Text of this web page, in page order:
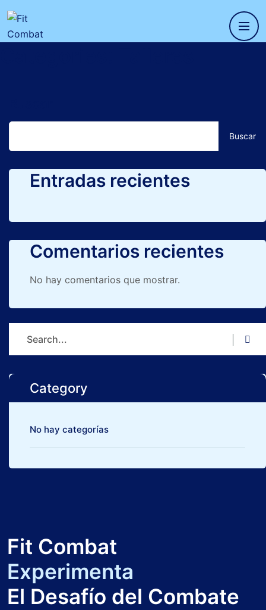
Buscar
Entradas recientes
Comentarios recientes
No hay comentarios que mostrar.
Category
No hay categorías
Fit Combat
Experimenta
El Desafío del Combate